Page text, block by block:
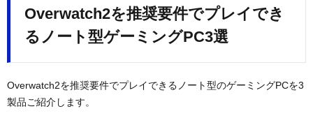
Overwatch2を推奨要件でプレイでき
るノート型ゲーミングPC3選
Overwatch2を推奨要件でプレイできるノート型のゲーミングPCを3
製品ご紹介します。